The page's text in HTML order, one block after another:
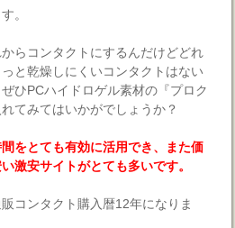
。
らコンタクトにするんだけどどれ
と乾燥しにくいコンタクトはない
ひPCハイドロゲル素材の『プロク
てみてはいかがでしょうか？
をとても有効に活用でき、また価
激安サイトがとても多いです。
コンタクト購入暦12年になりま